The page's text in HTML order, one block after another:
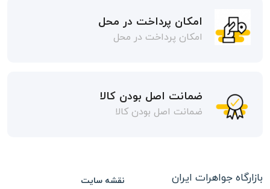
امکان پرداخت در محل
امکان پرداخت در محل
ضمانت اصل بودن کالا
ضمانت اصل بودن کالا
بازارگاه جواهرات ایران نقشه سایت